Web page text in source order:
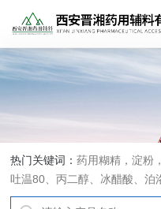
热门关键词：药用糊精，淀粉
吐温80、丙二醇、冰醋酸、泊
糊精、硬脂酸镁、聚丙烯酸树